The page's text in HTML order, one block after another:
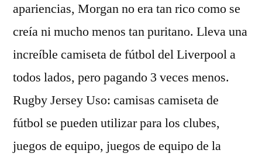
apariencias, Morgan no era tan rico como se
creía ni mucho menos tan puritano. Lleva una
increíble camiseta de fútbol del Liverpool a
todos lados, pero pagando 3 veces menos.
Rugby Jersey Uso: camisas camiseta de
fútbol se pueden utilizar para los clubes,
juegos de equipo, juegos de equipo de la